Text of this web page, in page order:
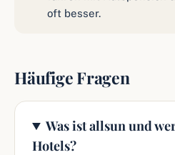
oft besser.
Häufige Fragen
Was ist allsun und
Hotels?